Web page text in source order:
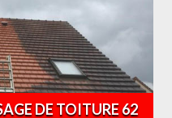
DE TOITURE 62